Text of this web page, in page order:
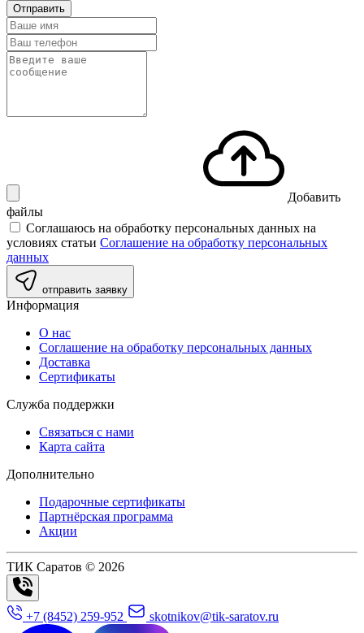
Отправить
Добавить
файлы
Соглашаюсь на обработку персональных данных на
условиях статьи Соглашение на обработку персональных
данных
отправить заявку
Информация
О нас
Соглашение на обработку персональных данных
Доставка
Сертификаты
Служба поддержки
Связаться с нами
Карта сайта
Дополнительно
Подарочные сертификаты
Партнёрская программа
Акции
ТИК Саратов © 2026
+7 (8452) 259-952 skotnikov@tik-saratov.ru